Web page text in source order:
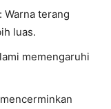
Warna terang
luas.
memengaruhi